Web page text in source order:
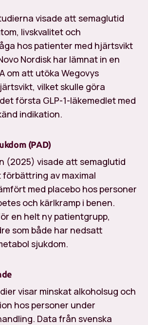
visade att semaglutid
livskvalitet och
hos patienter med hjärtsvikt
Nordisk har lämnat in en
om att utöka Wegovys
vilket skulle göra
första GLP-1-läkemedlet med
indikation.
(PAD)
(2025) visade att semaglutid
förbättring av maximal
med placebo hos personer
och kärlkramp i benen.
en helt ny patientgrupp,
som både har nedsatt
sjukdom.
visar minskat alkoholsug och
hos personer under
Data från svenska